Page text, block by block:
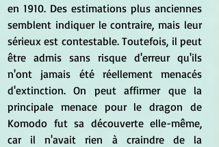
en 1910. Des estimations plus anciennes
semblent indiquer le contraire, mais leur
sérieux est contestable. Toutefois, il peut
être admis sans risque d'erreur qu'ils
n'ont jamais été réellement menacés
d'extinction. On peut affirmer que la
principale menace pour le dragon de
Komodo fut sa découverte elle-même,
car il n'avait rien à craindre de la